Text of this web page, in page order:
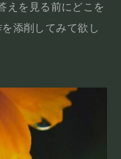
えを見る前にどこを
添削してみて欲し